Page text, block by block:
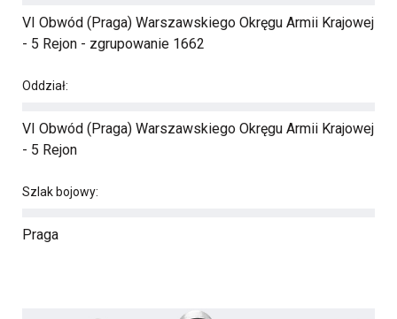
VI Obwód (Praga) Warszawskiego Okręgu Armii Krajowej
- 5 Rejon - zgrupowanie 1662
Oddział:
VI Obwód (Praga) Warszawskiego Okręgu Armii Krajowej
- 5 Rejon
Szlak bojowy:
Praga